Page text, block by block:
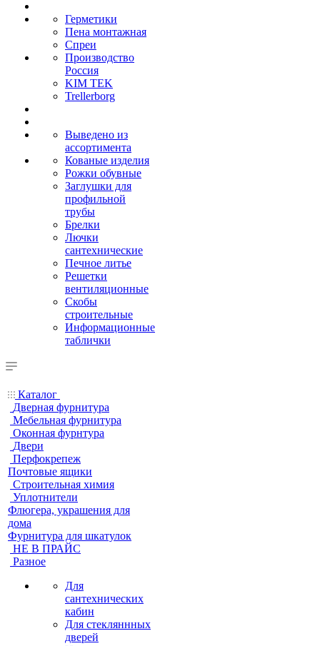
Герметики
Пена монтажная
Спреи
Производство
Россия
KIM TEK
Trellerborg
Выведено из
ассортимента
Кованые изделия
Рожки обувные
Заглушки для
профильной
трубы
Брелки
Лючки
сантехнические
Печное литье
Решетки
вентиляционные
Скобы
строительные
Информационные
таблички
Каталог
Дверная фурнитура
Мебельная фурнитура
Оконная фурнтура
Двери
Перфокрепеж
Почтовые ящики
Строительная химия
Уплотнители
Флюгера, украшения для
дома
Фурнитура для шкатулок
НЕ В ПРАЙС
Разное
Для
сантехнических
кабин
Для стекляннных
дверей